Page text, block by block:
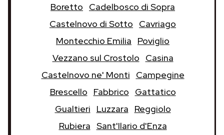
Boretto
Cadelbosco di Sopra
Castelnovo di Sotto
Cavriago
Montecchio Emilia
Poviglio
Vezzano sul Crostolo
Casina
Castelnovo ne' Monti
Campegine
Brescello
Fabbrico
Gattatico
Gualtieri
Luzzara
Reggiolo
Rubiera Sant'Ilario d'Enza